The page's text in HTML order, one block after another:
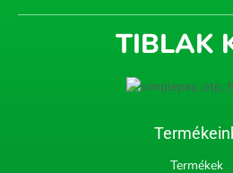
TIBLAK
Termékek